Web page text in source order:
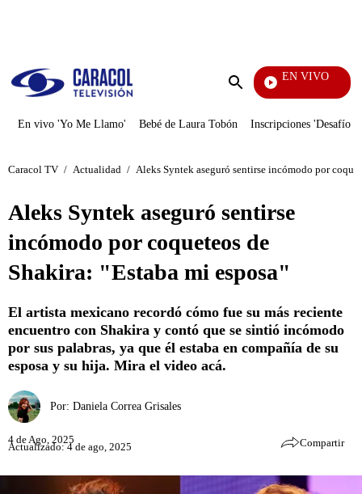
Enviar
EN VIVO
En vivo 'Yo Me Llamo' Bebé de Laura Tobón Inscripciones 'Desafío'
Caracol TV / Actualidad / Aleks Syntek aseguró sentirse incómodo por
Aleks Syntek aseguró sentirse
incómodo por coqueteos de
Shakira: "Estaba mi esposa"
El artista mexicano recordó cómo fue su más reciente
encuentro con Shakira y contó que se sintió incómodo
por sus palabras, ya que él estaba en compañía de su
esposa y su hija. Mira el video acá.
Por: Daniela Correa Grisales
4 de Ago, 2025
Actualizado: 4 de ago, 2025 Compartir